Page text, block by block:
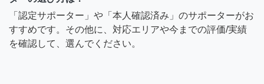
「認定サポーター」や「本人確認済み」のサポーターがお
すすめです。その他に、対応エリアや今までの評価/実績
を確認して、選んでください。